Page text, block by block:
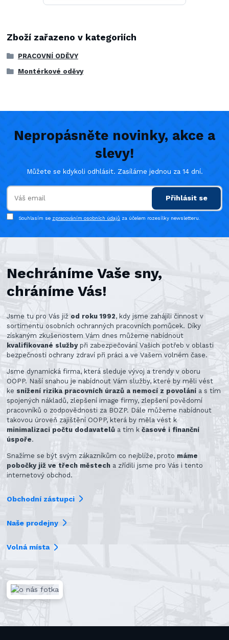
Zboží zařazeno v kategoriích
PRACOVNÍ ODĚVY
Montérkové oděvy
Nepropásněte novinky, akce a
slevy!
Můžete se kdykoli odhlásit. Zasíláme jednou za 14 dní.
Přihlásit se
Souhlasím se zpracováním osobních údajů za účelem rozesílky newsletteru.
Nechráníme Vaše sny,
chráníme Vás!
Jsme tu pro Vás již od roku 1992, kdy jsme zahájili činnost v
sortimentu osobních ochranných pracovních pomůcek. Díky
získaným zkušenostem Vám dnes můžeme nabídnout
kvalifikované službypři zabezpečování Vašich potřeb v oblasti
bezpečnosti ochrany zdraví při práci a ve Vašem volném čase.
Jsme dynamická firma, která sleduje vývoj a trendy v oboru
OOPP. Naší snahou je nabídnout Vám služby, které by měli vést
ke snížení rizika pracovních úrazů a nemocí z povolání a s tím
spojených nákladů, zlepšení image firmy, zlepšení povědomí
pracovníků o zodpovědnosti za BOZP. Dále můžeme nabídnout
takovou úroveň zajištění OOPP, která by měla vést k
minimalizaci počtu dodavatelů a tím kčasové i finanční
úspoře.
Snažíme se být svým zákazníkům co nejblíže, proto máme
pobočky již ve třech městech a zřídili jsme pro Vás i tento
internetový obchod.
Obchodní zástupci
Naše prodejny
Volná místa